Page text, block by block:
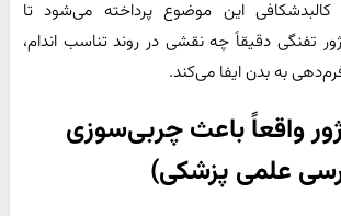
این موضوع پرداخته می‌شود تا
تفنگی دقیقاً چه نقشی در روند تناسب اندام،
به بدن ایفا می‌کند.
واقعاً باعث چربی‌سوزی
علمی پزشکی)